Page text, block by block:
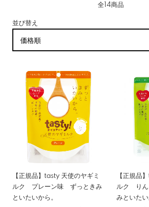
全14商品
並び替え
【正規品】tasty 天使のヤギミ
ルク プレーン味 ずっときみ
といたいから。
【正規品
ルク りん
みといた